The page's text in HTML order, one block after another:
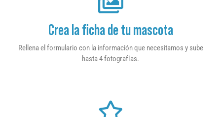
Crea la ficha de tu mascota
Rellena el formulario con la información que necesitamos y sube
hasta 4 fotografías.